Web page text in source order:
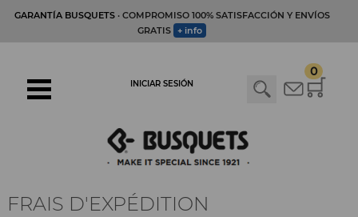
GARANTÍA BUSQUETS· COMPROMISO 100% SATISFACCIÓN Y ENVÍOS
GRATIS + info
0
INICIAR SESIÓN
FRAIS D'EXPÉDITION